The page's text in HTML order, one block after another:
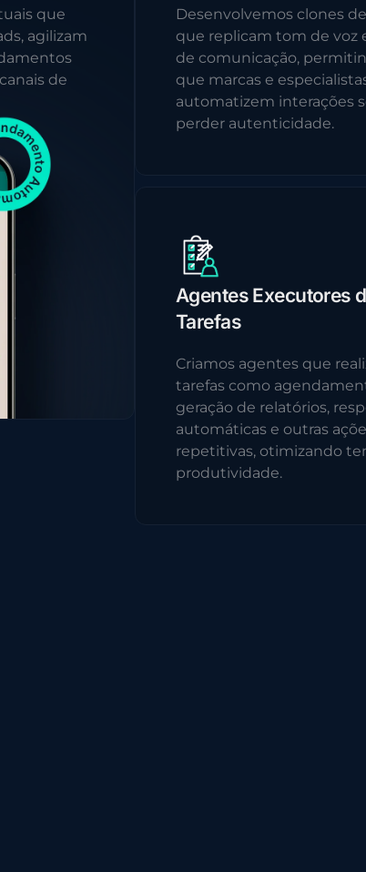
que
agilizam
de
Desenvolvemos clones
que replicam tom de voz
de comunicação,
que marcas e
automatizem interações
perder autenticidade.
Agentes Executores
Tarefas
Criamos agentes que
tarefas como
geração de relatórios,
automáticas e outras
repetitivas, otimizando
produtividade.